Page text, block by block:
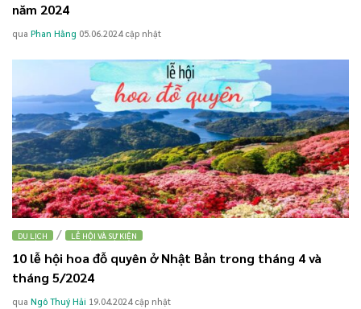
năm 2024
qua Phan Hằng 05.06.2024 cập nhật
DU LỊCH / LỄ HỘI VÀ SỰ KIỆN
10 lễ hội hoa đỗ quyên ở Nhật Bản trong tháng 4 và
tháng 5/2024
qua Ngô Thuý Hải 19.04.2024 cập nhật